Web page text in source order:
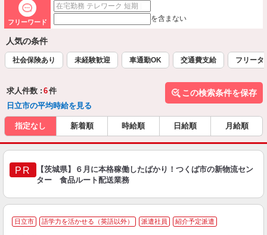
フリーワード を含まない
人気の条件
社会保険あり 未経験歓迎 車通勤OK 交通費支給 フリータ
求人件数 : 6件
日立市の平均時給を見る
この検索条件を保存
指定なし 新着順 時給順 日給順 月給順
PR
【茨城県】６月に本格稼働したばかり！つくば市の新物流セン
ター 食品ルート配送業務
日立市 語学力を活かせる（英語以外） 派遣社員 紹介予定派遣